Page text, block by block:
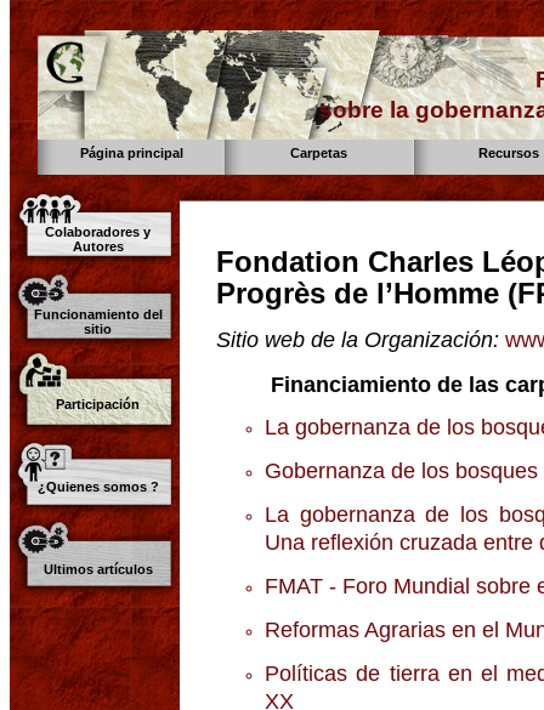
sobre la
Página principal Carpetas Recursos
Colaboradores y
Autores
Funcionamiento del
sitio
Participación
¿Quienes somos ?
Ultimos artículos
Fondation Charles
Progrès de l’Homme
Sitio web de la Organización:
Financiamiento de las
La gobernanza de los
Gobernanza de los
La gobernanza de los
Una reflexión cruzada entre
FMAT - Foro Mundial sobre
Reformas Agrarias en el
Políticas de tierra en el
XX